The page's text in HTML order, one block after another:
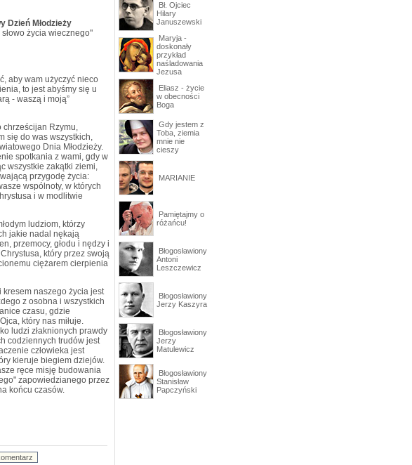
Dzień Młodzieży
życia wiecznego"
aby wam użyczyć nieco
to jest abyśmy się u
- waszą i moją”
chrześcijan Rzymu,
się do was wszystkich,
Dnia Młodzieży.
spotkania z wami, gdy w
wszystkie zakątki ziemi,
przygodę życia:
wspólnoty, w których
i w modlitwie
ludziom, którzy
jakie nadal nękają
przemocy, głodu i nędzy i
który przez swoją
ciężarem cierpienia
naszego życia jest
z osobna i wszystkich
czasu, gdzie
który nas miłuje.
ludzi złaknionych prawdy
codziennych trudów jest
człowieka jest
kieruje biegiem dziejów.
ręce misję budowania
zapowiedzianego przez
końcu czasów.
Bł. Ojciec
Hilary
Januszewski
Maryja -
doskonały
przykład
naśladowania
Jezusa
Eliasz - życie
w obecności
Boga
Gdy jestem z
Toba, ziemia
mnie nie
cieszy
MARIANIE
Pamiętajmy o
różańcu!
Błogosławiony
Antoni
Leszczewicz
Błogosławiony
Jerzy Kaszyra
Błogosławiony
Jerzy
Matulewicz
Błogosławiony
Stanisław
Papczyński